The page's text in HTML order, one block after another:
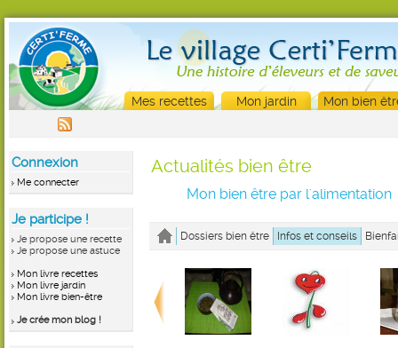
Mes recettes Mon jardin Mon bien
Connexion
Me connecter
Je participe !
Je propose une recette
Je propose une astuce
Mon livre recettes
Mon livre jardin
Mon livre bien-être
Je crée mon blog !
Actualités bien être
Mon bien être par l'alimentation
Dossiers bien être Infos et conseils